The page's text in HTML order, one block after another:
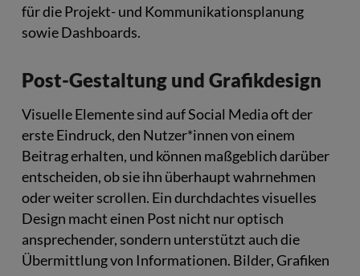
für die Projekt- und Kommunikationsplanung
sowie Dashboards.
Post-Gestaltung und Grafikdesign
Visuelle Elemente sind auf Social Media oft der
erste Eindruck, den Nutzer*innen von einem
Beitrag erhalten, und können maßgeblich darüber
entscheiden, ob sie ihn überhaupt wahrnehmen
oder weiter scrollen. Ein durchdachtes visuelles
Design macht einen Post nicht nur optisch
ansprechender, sondern unterstützt auch die
Übermittlung von Informationen. Bilder, Grafiken